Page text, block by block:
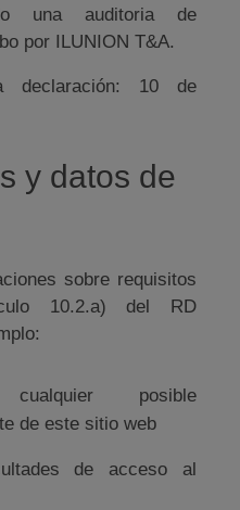
una auditoria de
por ILUNION T&A.
declaración: 10 de
y datos de
sobre requisitos
10.2.a) del RD
posible
de este sitio web
de acceso al